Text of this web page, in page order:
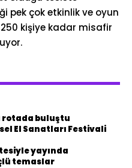
pek çok etkinlik ve oyun
kişiye kadar misafir
rotada buluştu
El Sanatları Festivali
yayında
temaslar